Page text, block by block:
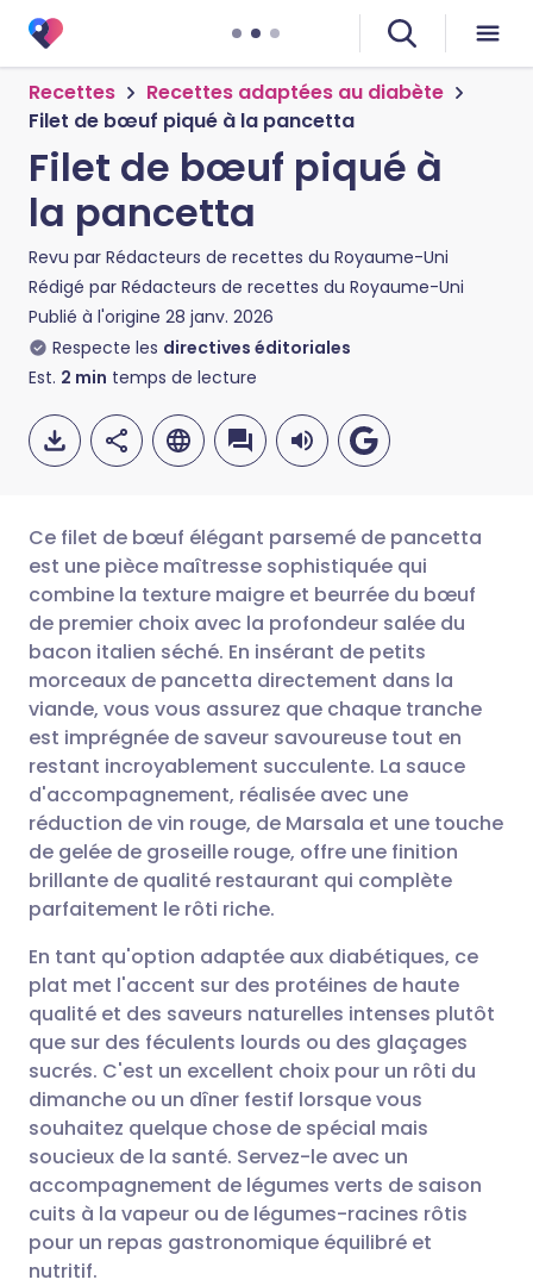
Recettes
Recettes adaptées au diabète
Filet de bœuf piqué à la pancetta
Filet de bœuf piqué à
la pancetta
Revu par Rédacteurs de recettes du Royaume-Uni
Rédigé par Rédacteurs de recettes du Royaume-Uni
Publié à l'origine 28 janv. 2026
Respecte les directives éditoriales
Est. 2 min temps de lecture
Partager par email
Partager sur Facebook
Partager via LinkedIn
Partager via X
Partager via WhatsApp
Copier le lien
🇬🇧 English 🇩🇪 Deutsch
🇪🇸 Español 🇫🇷 Français
🇮🇹 Italiano 🇵🇹
🇮🇳 हिन्दी
🇸🇦 عربي 🇸🇪 Svenska
Ce filet de bœuf élégant parsemé de pancetta
est une pièce maîtresse sophistiquée qui
combine la texture maigre et beurrée du bœuf
de premier choix avec la profondeur salée du
bacon italien séché. En insérant de petits
morceaux de pancetta directement dans la
viande, vous vous assurez que chaque tranche
est imprégnée de saveur savoureuse tout en
restant incroyablement succulente. La sauce
d'accompagnement, réalisée avec une
réduction de vin rouge, de Marsala et une touche
de gelée de groseille rouge, offre une finition
brillante de qualité restaurant qui complète
parfaitement le rôti riche.
En tant qu'option adaptée aux diabétiques, ce
plat met l'accent sur des protéines de haute
qualité et des saveurs naturelles intenses plutôt
que sur des féculents lourds ou des glaçages
sucrés. C'est un excellent choix pour un rôti du
dimanche ou un dîner festif lorsque vous
souhaitez quelque chose de spécial mais
soucieux de la santé. Servez-le avec un
accompagnement de légumes verts de saison
cuits à la vapeur ou de légumes-racines rôtis
pour un repas gastronomique équilibré et
nutritif.